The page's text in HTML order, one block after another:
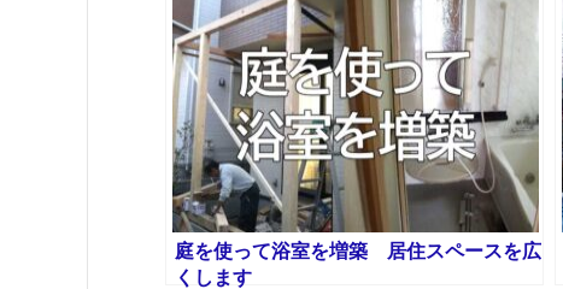
庭を使って浴室を増築 居住スペースを広
くします